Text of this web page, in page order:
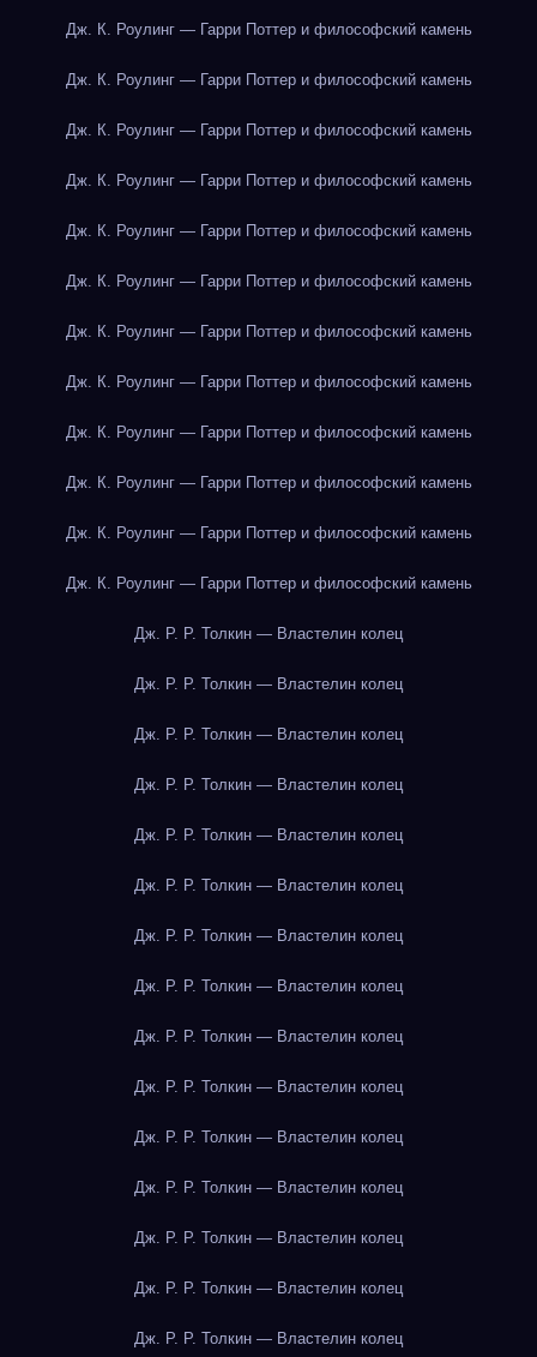
Дж. К. Роулинг — Гарри Поттер и философский камень
Дж. К. Роулинг — Гарри Поттер и философский камень
Дж. К. Роулинг — Гарри Поттер и философский камень
Дж. К. Роулинг — Гарри Поттер и философский камень
Дж. К. Роулинг — Гарри Поттер и философский камень
Дж. К. Роулинг — Гарри Поттер и философский камень
Дж. К. Роулинг — Гарри Поттер и философский камень
Дж. К. Роулинг — Гарри Поттер и философский камень
Дж. К. Роулинг — Гарри Поттер и философский камень
Дж. К. Роулинг — Гарри Поттер и философский камень
Дж. К. Роулинг — Гарри Поттер и философский камень
Дж. К. Роулинг — Гарри Поттер и философский камень
Дж. Р. Р. Толкин — Властелин колец
Дж. Р. Р. Толкин — Властелин колец
Дж. Р. Р. Толкин — Властелин колец
Дж. Р. Р. Толкин — Властелин колец
Дж. Р. Р. Толкин — Властелин колец
Дж. Р. Р. Толкин — Властелин колец
Дж. Р. Р. Толкин — Властелин колец
Дж. Р. Р. Толкин — Властелин колец
Дж. Р. Р. Толкин — Властелин колец
Дж. Р. Р. Толкин — Властелин колец
Дж. Р. Р. Толкин — Властелин колец
Дж. Р. Р. Толкин — Властелин колец
Дж. Р. Р. Толкин — Властелин колец
Дж. Р. Р. Толкин — Властелин колец
Дж. Р. Р. Толкин — Властелин колец